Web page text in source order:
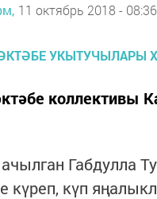
11 октябрь 2018 - 08:36
коллективы
Габдулла
күреп, күп